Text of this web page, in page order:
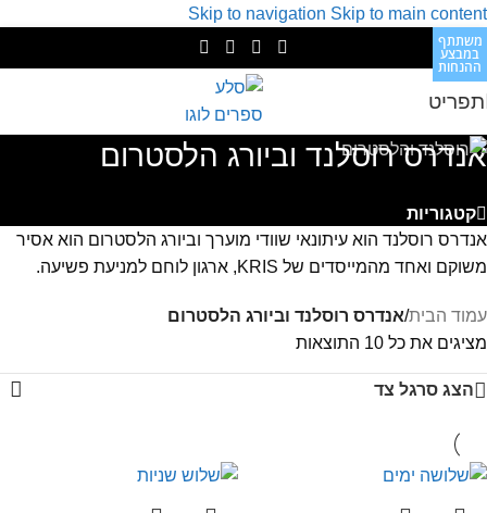
Skip to navigation Skip to main content
תפריט
אנדרס רוסלנד וביורג הלסטרום
קטגוריות
אנדרס רוסלנד הוא עיתונאי שוודי מוערך וביורג הלסטרום הוא אסיר
משוקם ואחד מהמייסדים של KRIS, ארגון לוחם למניעת פשיעה.
עמוד הבית/אנדרס רוסלנד וביורג הלסטרום
מציגים את כל ⁦10⁩ התוצאות
הצג סרגל צד
משתתף
במבצע
ההנחות
משתתף
במבצע
ההנחות
משתתף
במבצע
ההנחות
משתתף
במבצע
ההנחות
משתתף
במבצע
ההנחות
משתתף
במבצע
ההנחות
משתתף
במבצע
ההנחות
משתתף
במבצע
ההנחות
משתתף
במבצע
ההנחות
משתתף
במבצע
ההנחות